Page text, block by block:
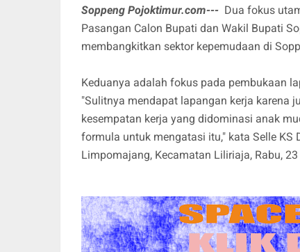
Soppeng Pojoktimur.com--- Dua fokus
Pasangan Calon Bupati dan Wakil Bupati
membangkitkan sektor kepemudaan di
Keduanya adalah fokus pada pembukaan
"Sulitnya mendapat lapangan kerja karena
kesempatan kerja yang didominasi anak
formula untuk mengatasi itu," kata Selle
Limpomajang, Kecamatan Liliriaja, Rabu,